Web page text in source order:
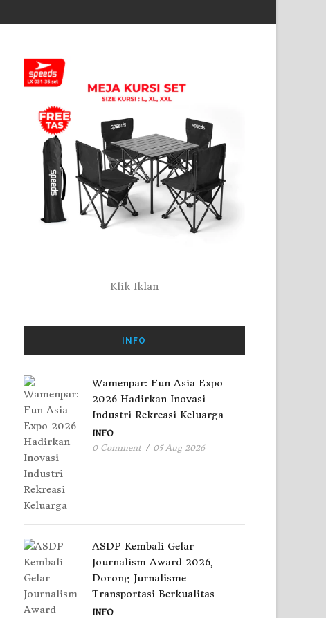
Klik Iklan
INFO
Wamenpar: Fun Asia Expo
2026 Hadirkan Inovasi
Industri Rekreasi Keluarga
INFO
0 Comment / 05 Aug 2026
ASDP Kembali Gelar
Journalism Award 2026,
Dorong Jurnalisme
Transportasi Berkualitas
INFO